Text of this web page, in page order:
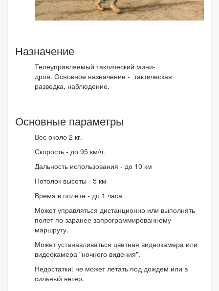
Назначение
Телеуправляемый тактический мини-
дрон. Основное назначение - тактическая
разведка, наблюдение.
Основные параметры
Вес около 2 кг.
Скорость - до 95 км/ч.
Дальность использования - до 10 км
Потолок высоты - 5 км
Время в полете - до 1 часа
Может управляться дистанционно или выполнять
полет по заранее запрограммированному
маршруту.
Может устанавливаться цветная видеокамера или
видеокамера "ночного видения".
Недостатки: не может летать под дождем или в
сильный ветер.